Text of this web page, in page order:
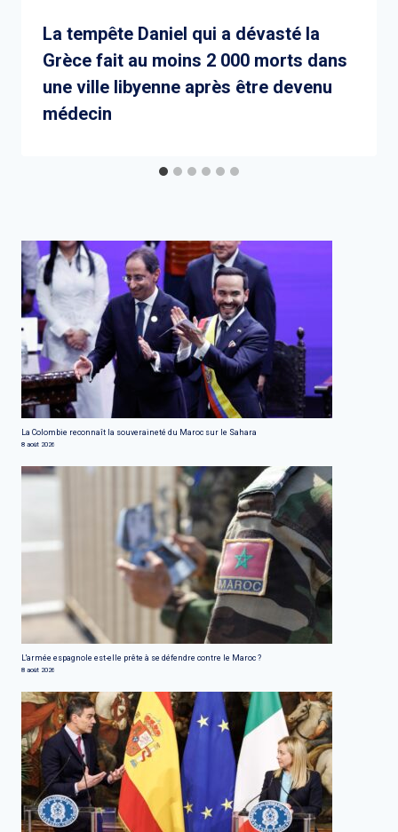
La tempête Daniel qui a dévasté la
Grèce fait au moins 2 000 morts dans
une ville libyenne après être devenu
médecin
La Colombie reconnaît la souveraineté du Maroc sur le Sahara
8 août 2026
L'armée espagnole est-elle prête à se défendre contre le Maroc ?
8 août 2026